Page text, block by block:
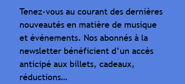
Tenez-vous au courant des dernières
nouveautés en matière de musique
et événements. Nos abonnés à la
newsletter bénéficient d’un accès
anticipé aux billets, cadeaux,
réductions…